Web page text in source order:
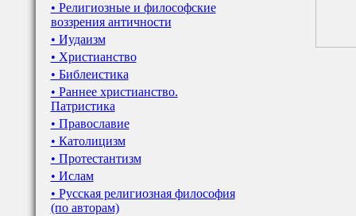
• Религиозные и философские
воззрения античности
• Иудаизм
• Христианство
• Библеистика
• Раннее христианство.
Патристика
• Православие
• Католицизм
• Протестантизм
• Ислам
• Русская религиозная философия
(по авторам)